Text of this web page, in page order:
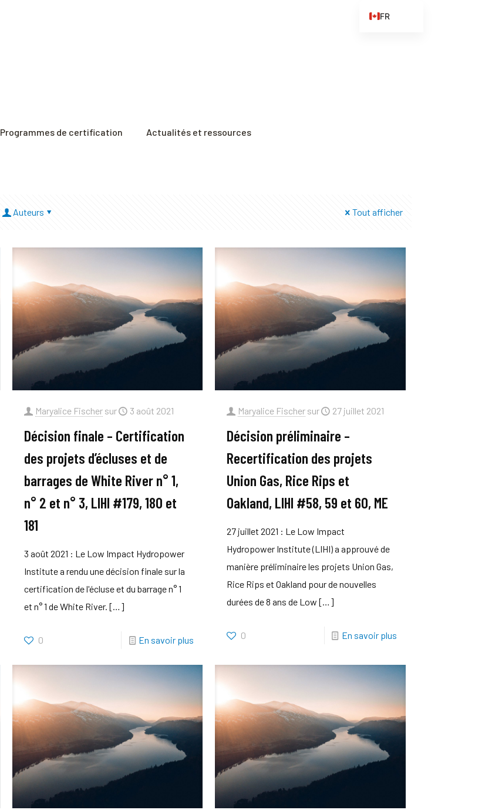
Programmes de certification Actualités et ressources
Auteurs Tout afficher
Maryalice Fischer sur 3 août 2021
Décision finale – Certification
des projets d’écluses et de
barrages de White River n° 1,
n° 2 et n° 3, LIHI #179, 180 et
181
3 août 2021 : Le Low Impact Hydropower
Institute a rendu une décision finale sur la
certification de l'écluse et du barrage n° 1
et n° 1 de White River. […]
0 En savoir plus
Maryalice Fischer sur 27 juillet 2021
Décision préliminaire –
Recertification des projets
Union Gas, Rice Rips et
Oakland, LIHI #58, 59 et 60, ME
27 juillet 2021 : Le Low Impact
Hydropower Institute (LIHI) a approuvé de
manière préliminaire les projets Union Gas,
Rice Rips et Oakland pour de nouvelles
durées de 8 ans de Low […]
0 En savoir plus
FR